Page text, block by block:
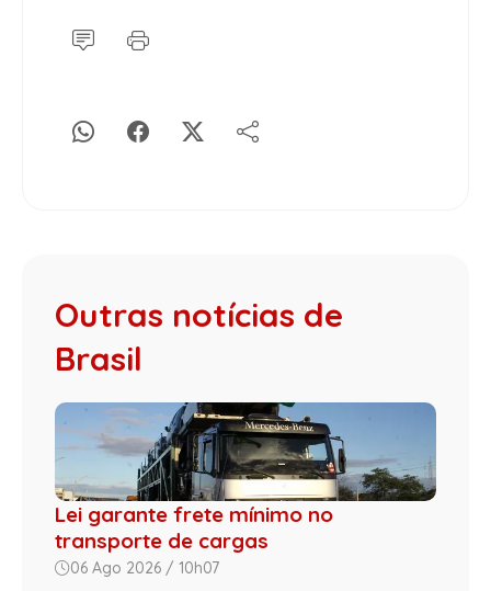
Outras notícias de
Brasil
Lei garante frete mínimo no
transporte de cargas
06 Ago 2026 / 10h07